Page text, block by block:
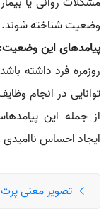
وضعیت شناخته شوند.
پیامدهای این
روزمره فرد داشته
توانایی در انجام
از جمله این
ایجاد احساس
تصویر معنی